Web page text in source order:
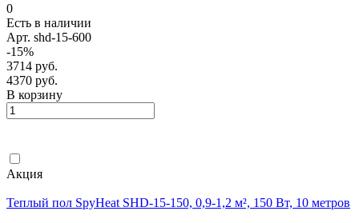
0
Есть в наличии
Арт. shd-15-600
-15%
3714 руб.
4370 руб.
В корзину
Акция
Теплый пол SpyHeat SHD-15-150, 0,9-1,2 м², 150 Вт, 10 метров